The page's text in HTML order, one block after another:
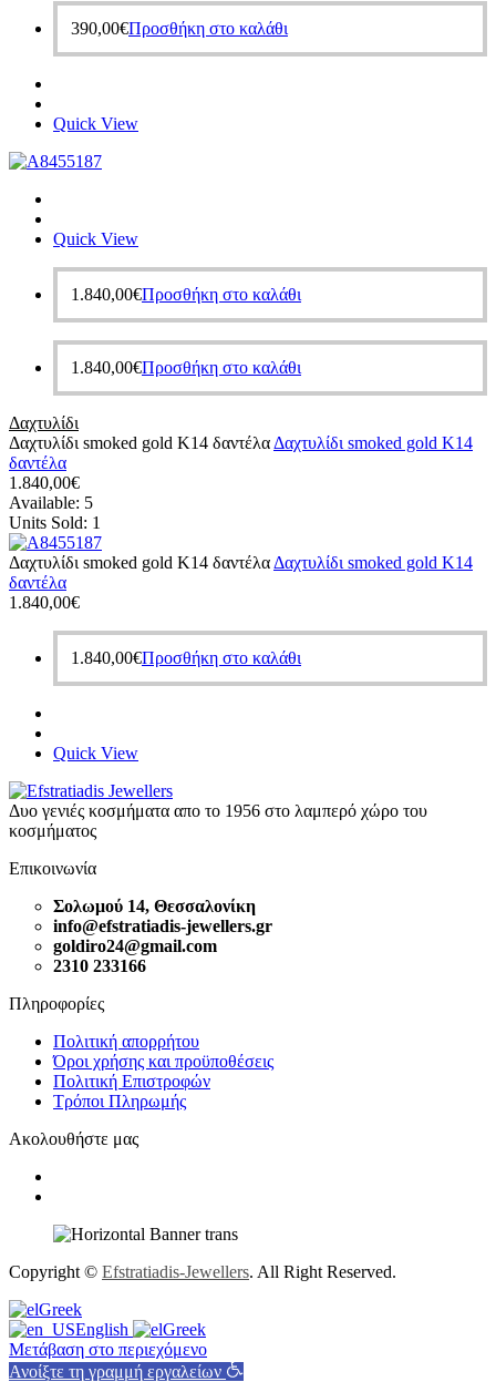
390,00€Προσθήκη στο καλάθι
Quick View
Quick View
1.840,00€Προσθήκη στο καλάθι
1.840,00€Προσθήκη στο καλάθι
Δαχτυλίδι
Δαχτυλίδι smoked gold Κ14 δαντέλα Δαχτυλίδι smoked gold Κ14
δαντέλα
1.840,00€
Available: 5
Units Sold: 1
Δαχτυλίδι smoked gold Κ14 δαντέλα Δαχτυλίδι smoked gold Κ14
δαντέλα
1.840,00€
1.840,00€Προσθήκη στο καλάθι
Quick View
Δυο γενιές κοσμήματα απο το 1956 στο λαμπερό χώρο του
κοσμήματος
Επικοινωνία
Σολωμού 14, Θεσσαλονίκη
info@efstratiadis-jewellers.gr
goldiro24@gmail.com
2310 233166
Πληροφορίες
Πολιτική απορρήτου
Όροι χρήσης και προϋποθέσεις
Πολιτική Επιστροφών
Τρόποι Πληρωμής
Ακολουθήστε μας
Copyright © Efstratiadis-Jewellers. All Right Reserved.
Greek
English
Greek
Μετάβαση στο περιεχόμενο
Ανοίξτε τη γραμμή εργαλείων